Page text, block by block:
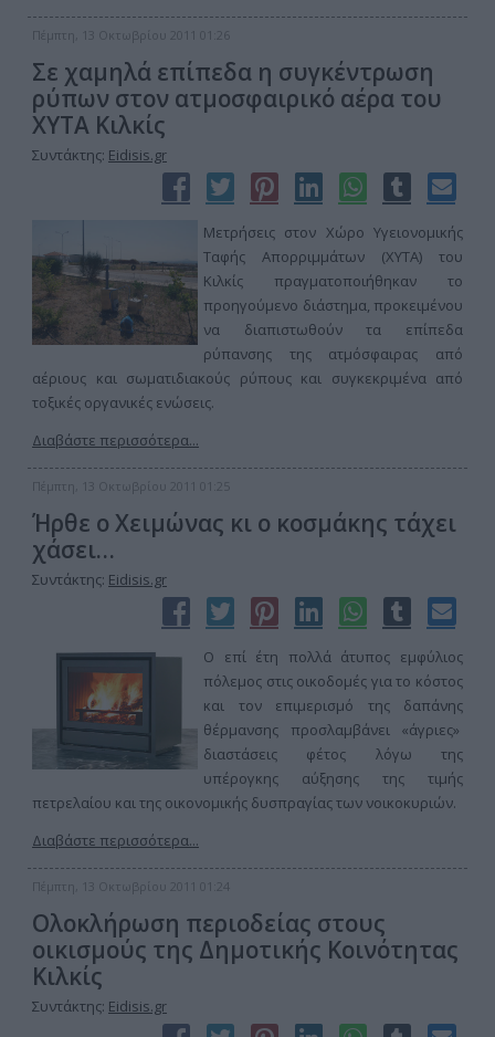
Πέμπτη, 13 Οκτωβρίου 2011 01:26
Σε χαμηλά επίπεδα η συγκέντρωση
ρύπων στον ατμοσφαιρικό αέρα του
ΧΥΤΑ Κιλκίς
Συντάκτης: Eidisis.gr
Μετρήσεις στον Χώρο Υγειονομικής
Ταφής Απορριμμάτων (ΧΥΤΑ) του
Κιλκίς πραγματοποιήθηκαν το
προηγούμενο διάστημα, προκειμένου
να διαπιστωθούν τα επίπεδα
ρύπανσης της ατμόσφαιρας από
αέριους και σωματιδιακούς ρύπους και συγκεκριμένα από
τοξικές οργανικές ενώσεις.
Διαβάστε περισσότερα...
Πέμπτη, 13 Οκτωβρίου 2011 01:25
Ήρθε ο Χειμώνας κι ο κοσμάκης τάχει
χάσει…
Συντάκτης: Eidisis.gr
Ο επί έτη πολλά άτυπος εμφύλιος
πόλεμος στις οικοδομές για το κόστος
και τον επιμερισμό της δαπάνης
θέρμανσης προσλαμβάνει «άγριες»
διαστάσεις φέτος λόγω της
υπέρογκης αύξησης της τιμής
πετρελαίου και της οικονομικής δυσπραγίας των νοικοκυριών.
Διαβάστε περισσότερα...
Πέμπτη, 13 Οκτωβρίου 2011 01:24
Ολοκλήρωση περιοδείας στους
οικισμούς της Δημοτικής Κοινότητας
Κιλκίς
Συντάκτης: Eidisis.gr